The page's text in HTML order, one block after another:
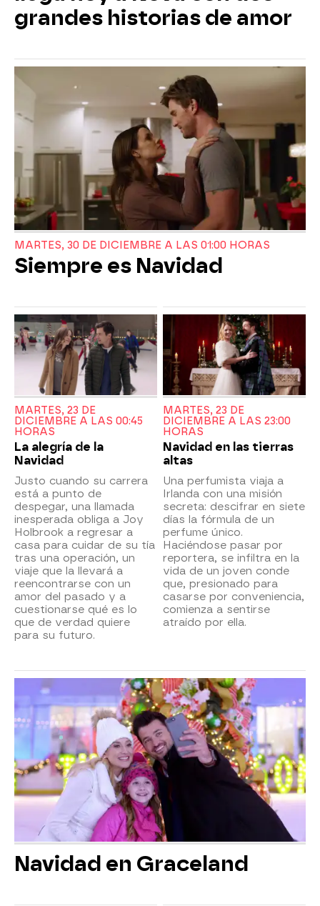
grandes historias de amor
MARTES, 30 DE DICIEMBRE A LAS 01:00 HORAS
Siempre es Navidad
MARTES, 23 DE
DICIEMBRE A LAS 00:45
HORAS
La alegría de la
Navidad
Justo cuando su carrera
está a punto de
despegar, una llamada
inesperada obliga a Joy
Holbrook a regresar a
casa para cuidar de su tía
tras una operación, un
viaje que la llevará a
reencontrarse con un
amor del pasado y a
cuestionarse qué es lo
que de verdad quiere
para su futuro.
MARTES, 23 DE
DICIEMBRE A LAS 23:00
HORAS
Navidad en las tierras
altas
Una perfumista viaja a
Irlanda con una misión
secreta: descifrar en siete
días la fórmula de un
perfume único.
Haciéndose pasar por
reportera, se infiltra en la
vida de un joven conde
que, presionado para
casarse por conveniencia,
comienza a sentirse
atraído por ella.
Navidad en Graceland